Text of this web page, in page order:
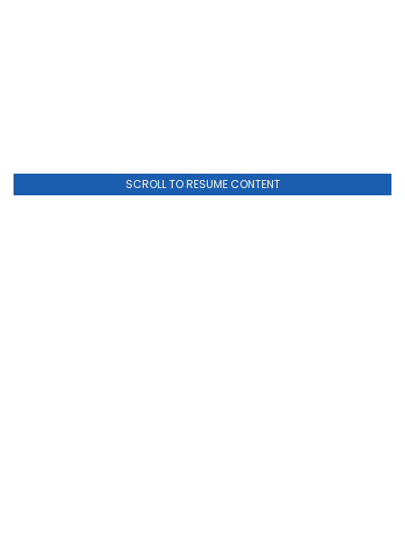
SCROLL TO RESUME CONTENT